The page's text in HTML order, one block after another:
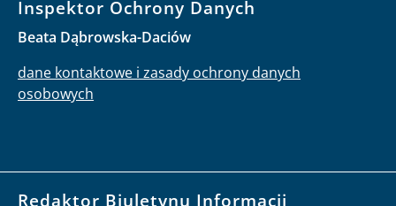
Inspektor Ochrony Danych
Beata Dąbrowska-Daciów
dane kontaktowe i zasady ochrony danych
osobowych
Redaktor Biuletynu Informacji